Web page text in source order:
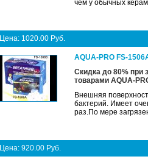
чем у обычных
Цена: 1020.00 Руб.
AQUA-PRO FS-
Скидка до 80% при
товарами AQUA-
Внешняя
бактерий. Имеет
раз.По мере
Цена: 920.00 Руб.